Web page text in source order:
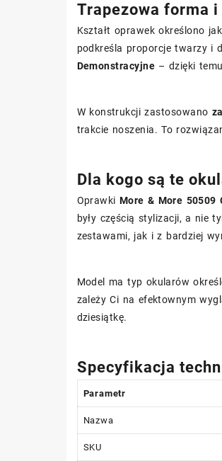
Trapezowa forma
Kształt oprawek określono
podkreśla proporcje twarzy i
Demonstracyjne – dzięki
W konstrukcji zastosowano
trakcie noszenia. To
Dla kogo są te
Oprawki More & More 50509
były częścią stylizacji, a nie
zestawami, jak i z bardziej
Model ma typ okularów
zależy Ci na efektownym
dziesiątkę.
Specyfikacja
Parametr
Nazwa
SKU